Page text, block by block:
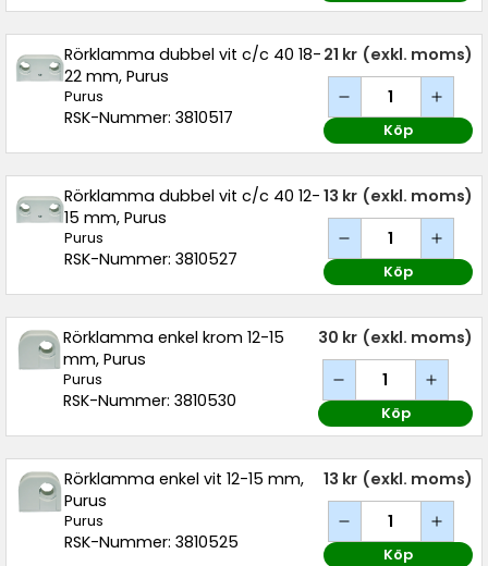
Rörklamma dubbel vit c/c 40 18-
22 mm, Purus
Purus
RSK-Nummer: 3810517
21 kr (exkl. moms)
Köp
Rörklamma dubbel vit c/c 40 12-
15 mm, Purus
Purus
RSK-Nummer: 3810527
13 kr (exkl. moms)
Köp
Rörklamma enkel krom 12-15
mm, Purus
Purus
RSK-Nummer: 3810530
30 kr (exkl. moms)
Köp
Rörklamma enkel vit 12-15 mm,
Purus
Purus
RSK-Nummer: 3810525
13 kr (exkl. moms)
Köp